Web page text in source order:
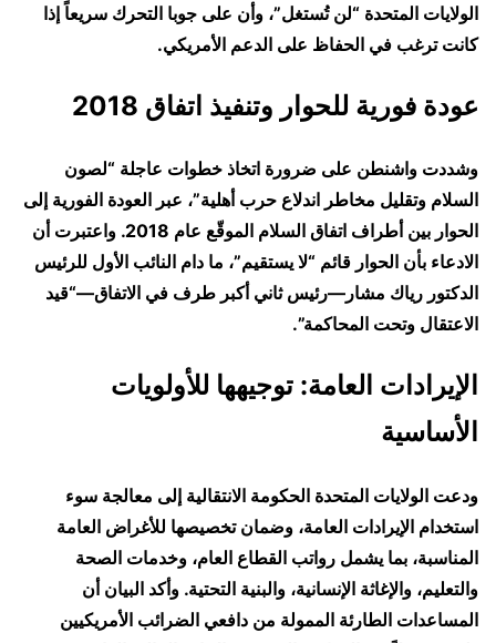
الولايات المتحدة “لن تُستغل”، وأن على جوبا التحرك سريعاً إذا
كانت ترغب في الحفاظ على الدعم الأمريكي.
عودة فورية للحوار وتنفيذ اتفاق 2018
وشددت واشنطن على ضرورة اتخاذ خطوات عاجلة “لصون
السلام وتقليل مخاطر اندلاع حرب أهلية”، عبر العودة الفورية إلى
الحوار بين أطراف اتفاق السلام الموقّع عام 2018. واعتبرت أن
الادعاء بأن الحوار قائم “لا يستقيم”، ما دام النائب الأول للرئيس
الدكتور رياك مشار—رئيس ثاني أكبر طرف في الاتفاق—“قيد
الاعتقال وتحت المحاكمة”.
الإيرادات العامة: توجيهها للأولويات
الأساسية
ودعت الولايات المتحدة الحكومة الانتقالية إلى معالجة سوء
استخدام الإيرادات العامة، وضمان تخصيصها للأغراض العامة
المناسبة، بما يشمل رواتب القطاع العام، وخدمات الصحة
والتعليم، والإغاثة الإنسانية، والبنية التحتية. وأكد البيان أن
المساعدات الطارئة الممولة من دافعي الضرائب الأمريكيين